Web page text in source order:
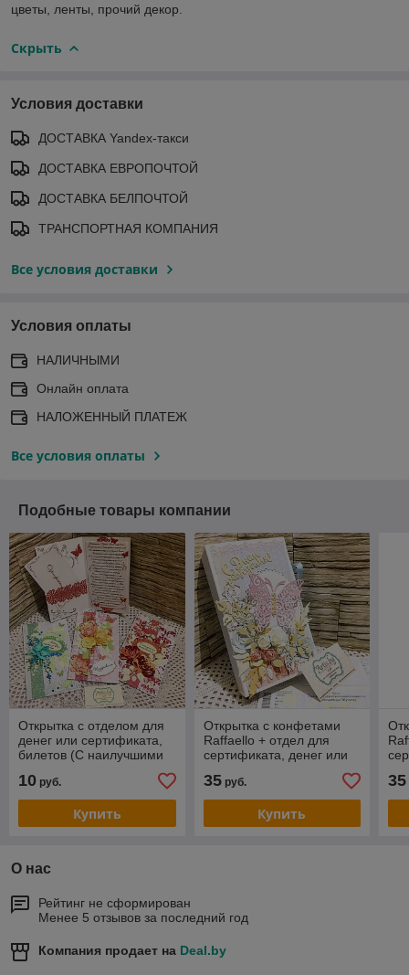
цветы, ленты, прочий декор.
Скрыть
Условия доставки
ДОСТАВКА Yandex-такси
ДОСТАВКА ЕВРОПОЧТОЙ
ДОСТАВКА БЕЛПОЧТОЙ
ТРАНСПОРТНАЯ КОМПАНИЯ
Все условия доставки
Условия оплаты
НАЛИЧНЫМИ
Онлайн оплата
НАЛОЖЕННЫЙ ПЛАТЕЖ
Все условия оплаты
Подобные товары компании
Открытка с отделом для
денег или сертификата,
билетов (С наилучшими
10 руб.
Купить
Открытка с конфетами
Raffaello + отдел для
сертификата, денег или
35руб.
Купить
35
О нас
Рейтинг не сформирован
Менее 5 отзывов за последний год
Компания продает на Deal.by